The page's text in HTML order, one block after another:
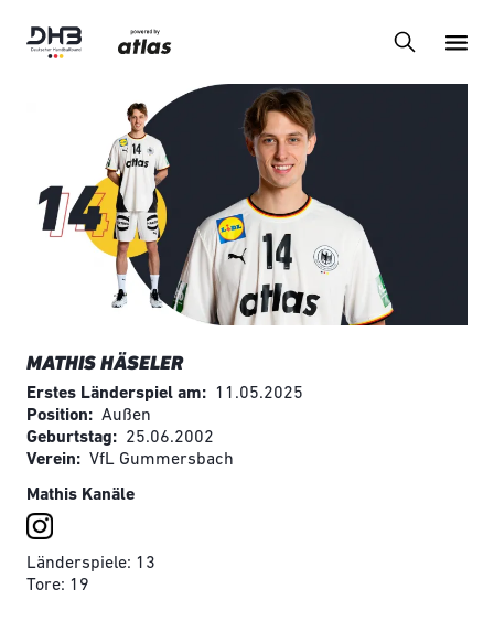
MATHIS HÄSELER
Erstes Länderspiel am
11.05.2025
Position
Außen
Geburtstag
25.06.2002
Verein
VfL Gummersbach
Mathis Kanäle
Länderspiele: 13
Tore: 19